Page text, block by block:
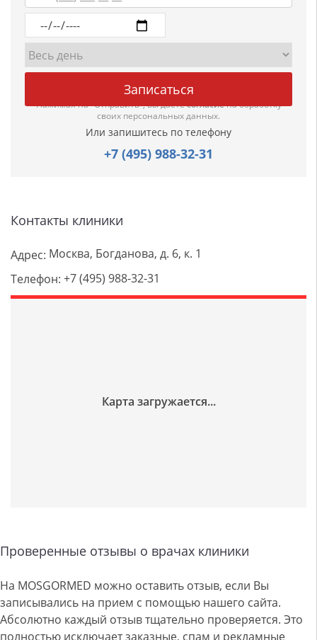
Нажимая на "Отправить", вы даетесогласиена обработку
своих персональных данных.
Или запишитесь по телефону
+7 (495) 988-32-31
Контакты клиники
Адрес: Москва, Богданова, д. 6, к. 1
Телефон: +7 (495) 988-32-31
Проверенные отзывы о врачах клиники
На MOSGORMED можно оставить отзыв, если Вы
записывались на прием с помощью нашего сайта.
Абсолютно каждый отзыв тщательно проверяется. Это
полностью исключает заказные, спам и рекламные